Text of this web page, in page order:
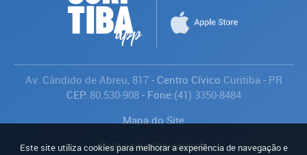
Av. Cândido de Abreu, 817- Centro Cívico Curitiba- PR
CEP: 80.530-908- Fone:(41) 3350-8484
Mapa do Site
Política de Privacidade
Este site utiliza cookies para melhorar a experiência de navegação e